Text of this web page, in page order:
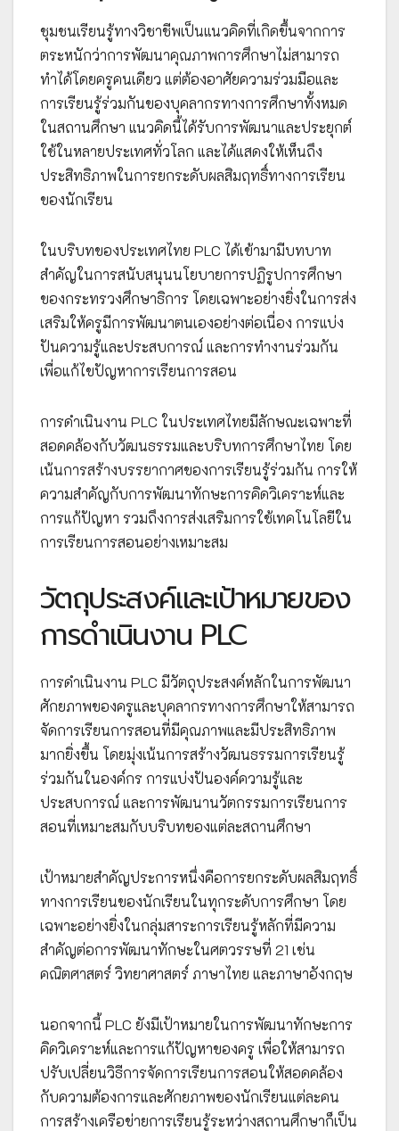
ชุมชนเรียนรู้ทางวิชาชีพเป็นแนวคิดที่เกิดขึ้นจากการ
ตระหนักว่าการพัฒนาคุณภาพการศึกษาไม่สามารถ
ทำได้โดยครูคนเดียว แต่ต้องอาศัยความร่วมมือและ
การเรียนรู้ร่วมกันของบุคลากรทางการศึกษาทั้งหมด
ในสถานศึกษา แนวคิดนี้ได้รับการพัฒนาและประยุกต์
ใช้ในหลายประเทศทั่วโลก และได้แสดงให้เห็นถึง
ประสิทธิภาพในการยกระดับผลสิมฤทธิ์ทางการเรียน
ของนักเรียน
ในบริบทของประเทศไทย PLC ได้เข้ามามีบทบาท
สำคัญในการสนับสนุนนโยบายการปฏิรูปการศึกษา
ของกระทรวงศึกษาธิการ โดยเฉพาะอย่างยิ่งในการส่ง
เสริมให้ครูมีการพัฒนาตนเองอย่างต่อเนื่อง การแบ่ง
ปันความรู้และประสบการณ์ และการทำงานร่วมกัน
เพื่อแก้ไขปัญหาการเรียนการสอน
การดำเนินงาน PLC ในประเทศไทยมีลักษณะเฉพาะที่
สอดคล้องกับวัฒนธรรมและบริบทการศึกษาไทย โดย
เน้นการสร้างบรรยากาศของการเรียนรู้ร่วมกัน การให้
ความสำคัญกับการพัฒนาทักษะการคิดวิเคราะห์และ
การแก้ปัญหา รวมถึงการส่งเสริมการใช้เทคโนโลยีใน
การเรียนการสอนอย่างเหมาะสม
วัตถุประสงค์และเป้าหมายของ
การดำเนินงาน PLC
การดำเนินงาน PLC มีวัตถุประสงค์หลักในการพัฒนา
ศักยภาพของครูและบุคลากรทางการศึกษาให้สามารถ
จัดการเรียนการสอนที่มีคุณภาพและมีประสิทธิภาพ
มากยิ่งขึ้น โดยมุ่งเน้นการสร้างวัฒนธรรมการเรียนรู้
ร่วมกันในองค์กร การแบ่งปันองค์ความรู้และ
ประสบการณ์ และการพัฒนานวัตกรรมการเรียนการ
สอนที่เหมาะสมกับบริบทของแต่ละสถานศึกษา
เป้าหมายสำคัญประการหนึ่งคือการยกระดับผลสิมฤทธิ์
ทางการเรียนของนักเรียนในทุกระดับการศึกษา โดย
เฉพาะอย่างยิ่งในกลุ่มสาระการเรียนรู้หลักที่มีความ
สำคัญต่อการพัฒนาทักษะในศตวรรษที่ 21 เช่น
คณิตศาสตร์ วิทยาศาสตร์ ภาษาไทย และภาษาอังกฤษ
นอกจากนี้ PLC ยังมีเป้าหมายในการพัฒนาทักษะการ
คิดวิเคราะห์และการแก้ปัญหาของครู เพื่อให้สามารถ
ปรับเปลี่ยนวิธีการจัดการเรียนการสอนให้สอดคล้อง
กับความต้องการและศักยภาพของนักเรียนแต่ละคน
การสร้างเครือข่ายการเรียนรู้ระหว่างสถานศึกษาก็เป็น